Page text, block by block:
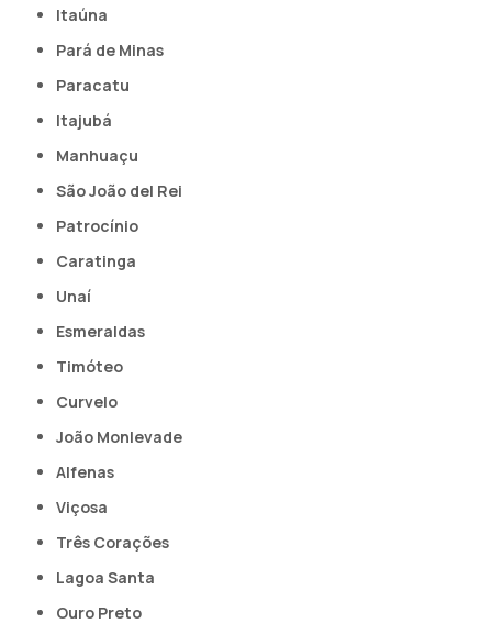
Itaúna
Pará de Minas
Paracatu
Itajubá
Manhuaçu
São João del Rei
Patrocínio
Caratinga
Unaí
Esmeraldas
Timóteo
Curvelo
João Monlevade
Alfenas
Viçosa
Três Corações
Lagoa Santa
Ouro Preto